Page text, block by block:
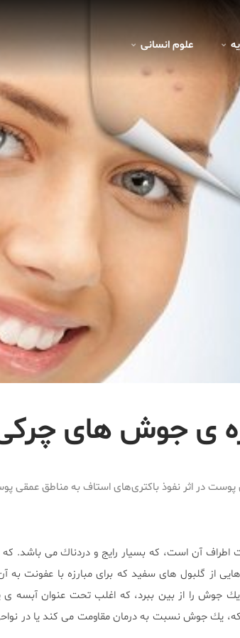
علوم انسانی
ى جوش هاى
در اثر نفوذ باكترى‌هاى استاف به مناطق عمقى
آن است، كه بسيار رايج و دردناك مى باشد.
از گلبول هاى سفيد كه براى مبارزه با عفونت به
يك جوش را از بين ببرد، كه اغلب تحت عنوان آبسه
كه، يك جوش نسبت به درمان مقاومت مى كند يا در